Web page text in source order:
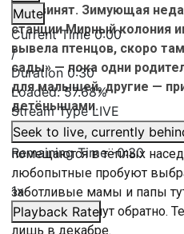
Mute
Current Time0:00
/
Duration 0:30
Loaded:57.68%
Stream TypeLIVE
Seek to live, currently
Remaining Time-0:30
1x
Playback Rate
пингвинят. Зимующая
станции Мирный колония
вывела птенцов, скоро
сады» — пока одни
для малышей, другие —
детёнышами.
По рассказам учёных,
помещаются в тёплых
любопытные пробуют
заботливые мамы и папы
непосед и прячут обратно.
лишь в декабре.